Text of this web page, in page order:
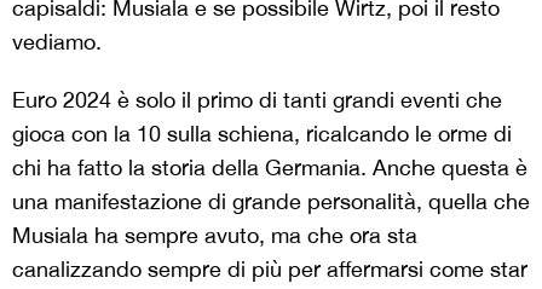
capisaldi: Musiala e se possibile Wirtz, poi il resto
vediamo.
Euro 2024 è solo il primo di tanti grandi eventi che
gioca con la 10 sulla schiena, ricalcando le orme di
chi ha fatto la storia della Germania. Anche questa è
una manifestazione di grande personalità, quella che
Musiala ha sempre avuto, ma che ora sta
canalizzando sempre di più per affermarsi come star